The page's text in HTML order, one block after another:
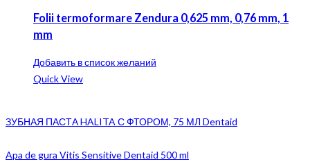
Folii termoformare Zendura 0,625 mm, 0,76 mm, 1
mm
Добавить в список желаний
Quick View
ЗУБНАЯ ПАСТА HALITA С ФТОРОМ, 75 МЛ Dentaid
Apa de gura Vitis Sensitive Dentaid 500 ml